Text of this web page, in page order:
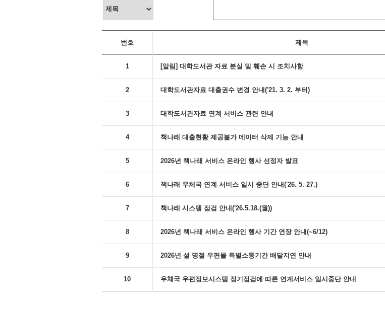
번호 제목
1 [알림] 대학도서관 자료 분실 및 훼손 시 조치사항
2 대학도서관자료 대출권수 변경 안내('21. 3. 2. 부터)
3 대학도서관자료 연계 서비스 관련 안내
4 책나래 대출현황 제공불가 데이터 삭제 기능 안내
5 2026년 책나래 서비스 온라인 행사 선정자 발표
6 책나래 우체국 연계 서비스 일시 중단 안내('26. 5. 27.)
7 책나래 시스템 점검 안내('26.5.18.(월))
8 2026년 책나래 서비스 온라인 행사 기간 연장 안내(~6/12)
9 2026년 설 명절 우편물 특별소통기간 배달지연 안내
10 우체국 우편정보시스템 정기점검에 따른 연계서비스 일시중단 안내